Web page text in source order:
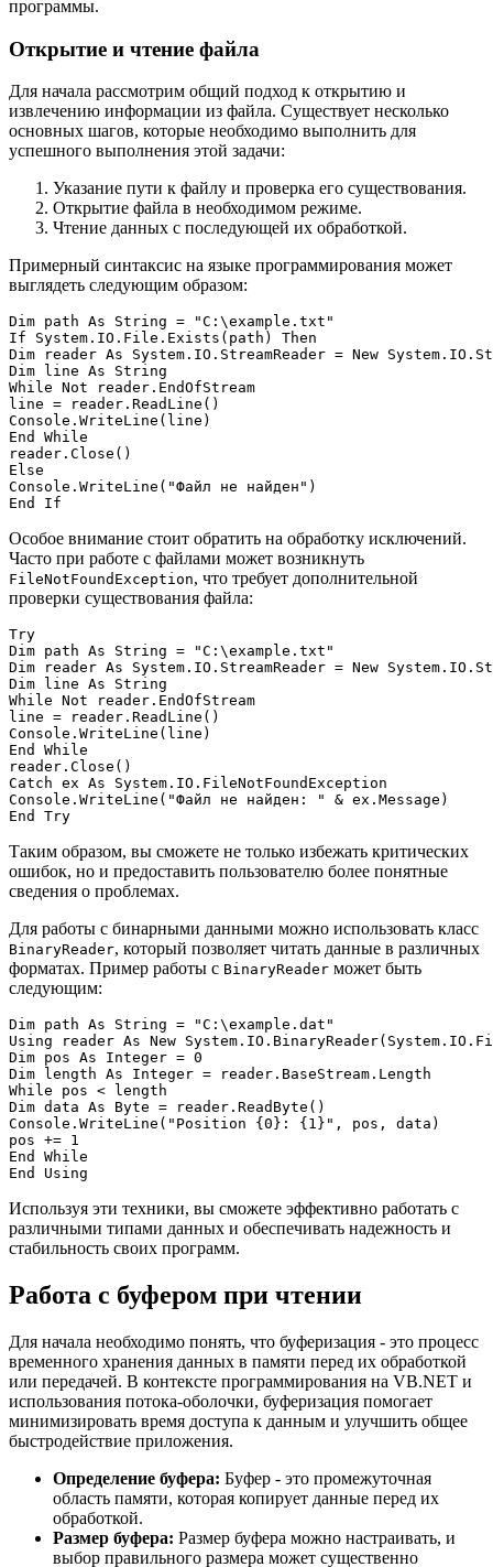
программы.
Открытие и чтение файла
Для начала рассмотрим общий подход к открытию и
извлечению информации из файла. Существует несколько
основных шагов, которые необходимо выполнить для
успешного выполнения этой задачи:
Указание пути к файлу и проверка его существования.
Открытие файла в необходимом режиме.
Чтение данных с последующей их обработкой.
Примерный синтаксис на языке программирования может
выглядеть следующим образом:
Dim path As String = "C:\example.txt"
If System.IO.File.Exists(path) Then
Dim reader As System.IO.StreamReader = New
Dim line As String
While Not reader.EndOfStream
line = reader.ReadLine()
Console.WriteLine(line)
End While
reader.Close()
Else
Console.WriteLine("Файл не найден")
Особое внимание стоит обратить на обработку исключений.
Часто при работе с файлами может возникнуть
FileNotFoundException, что требует дополнительной
проверки существования файла:
Try
Dim path As String = "C:\example.txt"
Dim reader As System.IO.StreamReader = New
Dim line As String
While Not reader.EndOfStream
line = reader.ReadLine()
Console.WriteLine(line)
End While
reader.Close()
Catch ex As System.IO.FileNotFoundException
Console.WriteLine("Файл не найден: " & ex.Message)
Таким образом, вы сможете не только избежать критических
ошибок, но и предоставить пользователю более понятные
сведения о проблемах.
Для работы с бинарными данными можно использовать класс
BinaryReader, который позволяет читать данные в различных
форматах. Пример работы с BinaryReader может быть
следующим:
Dim path As String = "C:\example.dat"
Using reader As New
Dim pos As Integer = 0
Dim length As Integer = reader.BaseStream.Length
While pos < length
Dim data As Byte = reader.ReadByte()
Console.WriteLine("Position {0}: {1}", pos, data)
pos += 1
End While
Используя эти техники, вы сможете эффективно работать с
различными типами данных и обеспечивать надежность и
стабильность своих программ.
Работа с буфером при чтении
Для начала необходимо понять, что буферизация - это процесс
временного хранения данных в памяти перед их обработкой
или передачей. В контексте программирования на VB.NET и
использования потока-оболочки, буферизация помогает
минимизировать время доступа к данным и улучшить общее
быстродействие приложения.
Определение буфера: Буфер - это промежуточная
область памяти, которая копирует данные перед их
обработкой.
Размер буфера: Размер буфера можно настраивать, и
выбор правильного размера может существенно